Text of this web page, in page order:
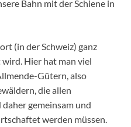
Bahn mit der Schiene in
(in der Schweiz) ganz
Hier hat man viel
Gütern, also
die allen
gemeinsam und
werden müssen.